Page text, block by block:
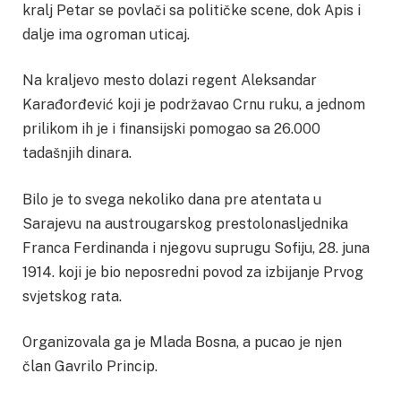
kralj Petar se povlači sa političke scene, dok Apis i
dalje ima ogroman uticaj.
Na kraljevo mesto dolazi regent Aleksandar
Karađorđević koji je podržavao Crnu ruku, a jednom
prilikom ih je i finansijski pomogao sa 26.000
tadašnjih dinara.
Bilo je to svega nekoliko dana pre atentata u
Sarajevu na austrougarskog prestolonasljednika
Franca Ferdinanda i njegovu suprugu Sofiju, 28. juna
1914. koji je bio neposredni povod za izbijanje Prvog
svjetskog rata.
Organizovala ga je Mlada Bosna, a pucao je njen
član Gavrilo Princip.